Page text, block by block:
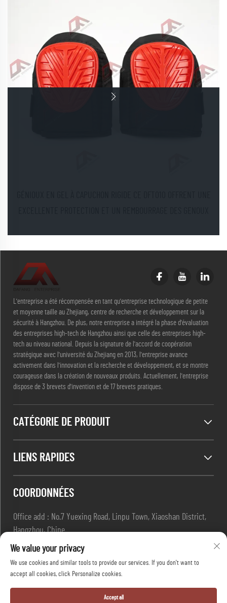
L'entreprise a été récompensée en tant qu'entreprise technologique de petite
et moyenne taille au Zhejiang, centre de recherche et développement sur la
sécurité à Hangzhou. De plus, notre entreprise a intégré la phase d'évaluation
des entreprises high-tech de Hangzhou ainsi que celle des entreprises high-
tech au niveau national. Depuis la signature de l'accord de coopération
stratégique avec l'université du Zhejiang en 2013, l'entreprise avance
activement dans l'innovation et la recherche et développement, et se montre
courageuse dans la création de nouveaux produits. Actuellement, l'entreprise
dispose de 3 brevets d'invention et de 17 brevets pratiques.
CATÉGORIE DE PRODUIT
LIENS RAPIDES
COORDONNÉES
Office add : No.7 Yuexing Road, Linpu Town, Xiaoshan District,
Hangzhou, Chine
E-mail :
[email protected]
+86-13967169961
Droits d'auteur © Hangzhou Dafang Safety Co.,ltd Tous droits
We value your privacy
We use cookies and similar tools to provide our services. If you don't want to
accept all cookies, click Personalize cookies.
Accept all